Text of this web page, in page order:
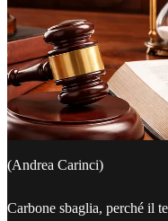
(Andrea Carinci)
Carbone sbaglia, perché il